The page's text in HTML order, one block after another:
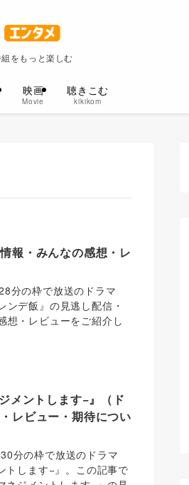
をもっと楽しむ
映画
Movie
聴きこむ
kikikom
報・みんなの感想・レ
分の枠で放送のドラマ
ンデ飯』の見逃し配信・
想・レビューをご紹介し
メントします−』（ド
レビュー・期待につい
分の枠で放送のドラマ
トします−』。この記事で